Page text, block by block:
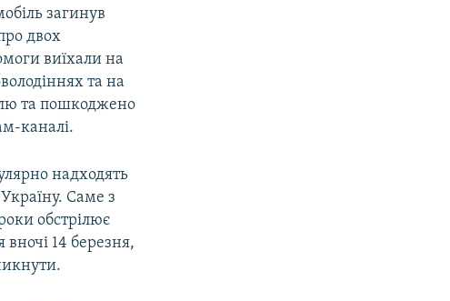
загинув
двох
виїхали на
та на
та пошкоджено
каналі.
надходять
Саме з
обстрілює
вночі 14 березня,